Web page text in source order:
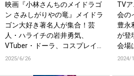
映画『小林さんちのメイドラゴ
ン さみしがりやの竜』メイドラ
ゴン大好き著名人が集合！芸
人・ハライチの岩井勇気、
VTuber・ドーラ、コスプレイヤ
ー・えなこ、声優・杉田智和か
2025/6/26
TV
会の
豊永
が登
会場
2024/